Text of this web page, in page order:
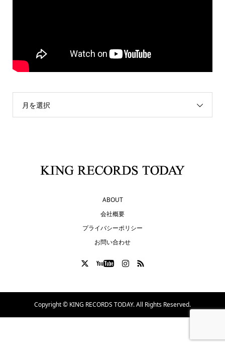
月を選択
ABOUT
会社概要
プライバシーポリシー
お問い合わせ
Copyright © KING RECORDS TODAY. All Rights Reserved.